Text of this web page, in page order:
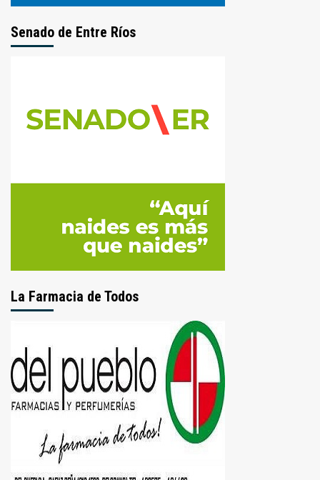
Senado de Entre Ríos
La Farmacia de Todos